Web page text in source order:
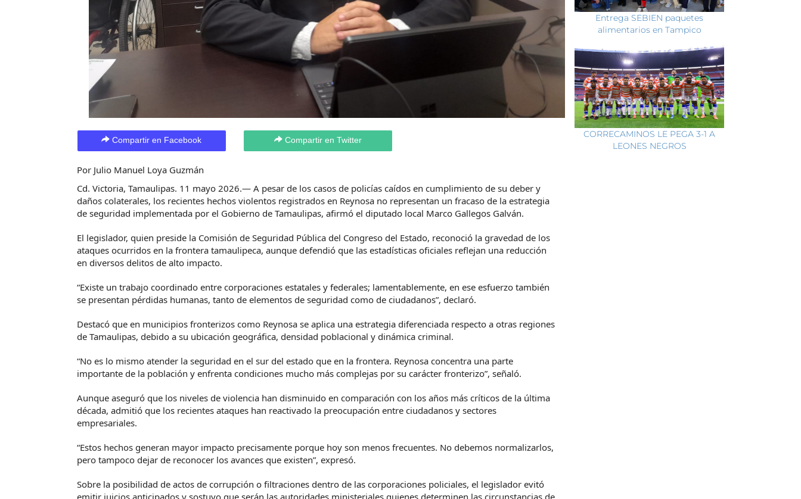
Compartir en Facebook Compartir en Twitter
Por Julio Manuel Loya Guzmán
Cd. Victoria, Tamaulipas. 11 mayo 2026.— A pesar de los casos de policías caídos en cumplimiento de su deber y
daños colaterales, los recientes hechos violentos registrados en Reynosa no representan un fracaso de la estrategia
de seguridad implementada por el Gobierno de Tamaulipas, afirmó el diputado local Marco Gallegos Galván.
El legislador, quien preside la Comisión de Seguridad Pública del Congreso del Estado, reconoció la gravedad de los
ataques ocurridos en la frontera tamaulipeca, aunque defendió que las estadísticas oficiales reflejan una reducción
en diversos delitos de alto impacto.
“Existe un trabajo coordinado entre corporaciones estatales y federales; lamentablemente, en ese esfuerzo también
se presentan pérdidas humanas, tanto de elementos de seguridad como de ciudadanos”, declaró.
Destacó que en municipios fronterizos como Reynosa se aplica una estrategia diferenciada respecto a otras regiones
de Tamaulipas, debido a su ubicación geográfica, densidad poblacional y dinámica criminal.
“No es lo mismo atender la seguridad en el sur del estado que en la frontera. Reynosa concentra una parte
importante de la población y enfrenta condiciones mucho más complejas por su carácter fronterizo”, señaló.
Aunque aseguró que los niveles de violencia han disminuido en comparación con los años más críticos de la última
década, admitió que los recientes ataques han reactivado la preocupación entre ciudadanos y sectores
empresariales.
“Estos hechos generan mayor impacto precisamente porque hoy son menos frecuentes. No debemos normalizarlos,
pero tampoco dejar de reconocer los avances que existen”, expresó.
Sobre la posibilidad de actos de corrupción o filtraciones dentro de las corporaciones policiales, el legislador evitó
emitir juicios anticipados y sostuvo que serán las autoridades ministeriales quienes determinen las circunstancias de
Entrega SEBIEN paquetes
alimentarios en Tampico
CORRECAMINOS LE PEGA 3-1 A
LEONES NEGROS